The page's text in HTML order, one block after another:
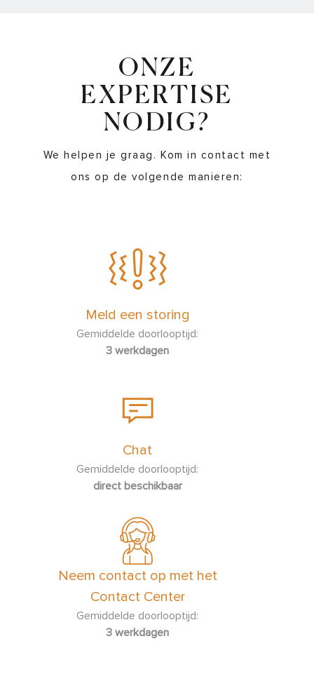
ONZE
EXPERTISE
NODIG?
We helpen je graag. Kom in contact met
ons op de volgende manieren:
Meld een storing
Gemiddelde doorlooptijd:
3 werkdagen
Chat
Gemiddelde doorlooptijd:
direct beschikbaar
Neem contact op met het
Contact Center
Gemiddelde doorlooptijd:
3 werkdagen